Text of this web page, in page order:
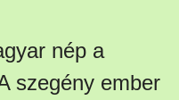
nép a
szegény ember